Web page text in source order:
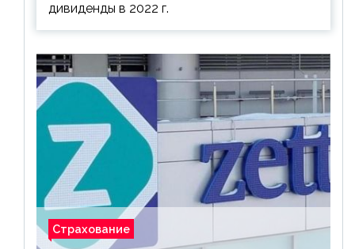
дивиденды в 2022 г.
Страхование